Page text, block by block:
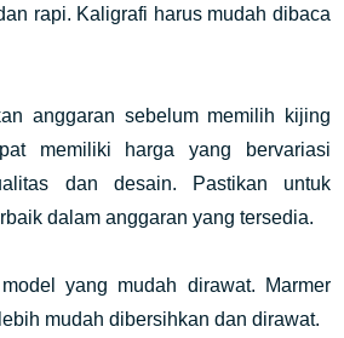
rapi. Kaligrafi harus mudah dibaca
anggaran sebelum memilih kijing
memiliki harga yang bervariasi
dan desain. Pastikan untuk
dalam anggaran yang tersedia.
yang mudah dirawat. Marmer
mudah dibersihkan dan dirawat.